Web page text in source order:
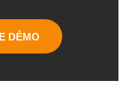
DÉMO